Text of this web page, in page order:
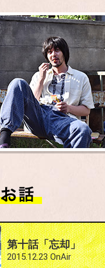
#10
第十話「忘却」
2015.12.23 OnAir